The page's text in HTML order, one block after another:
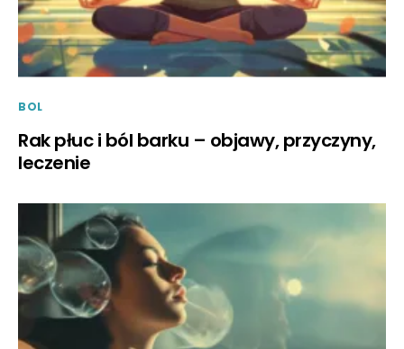
BOL
Rak płuc i ból barku – objawy, przyczyny,
leczenie